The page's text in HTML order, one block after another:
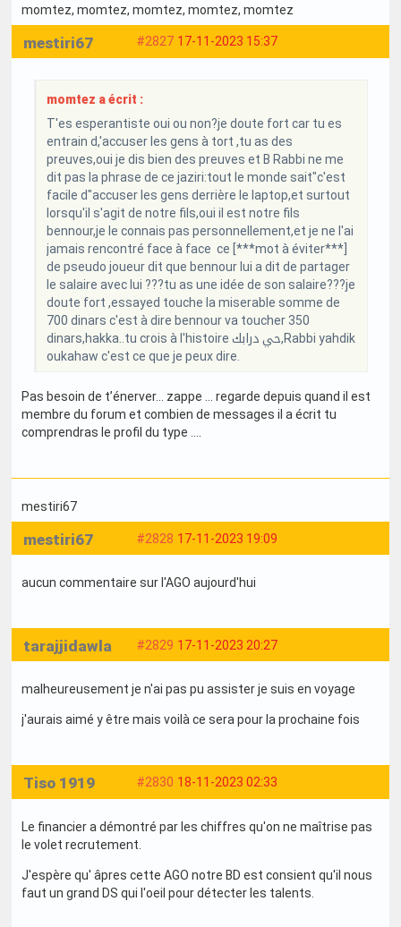
momtez, momtez, momtez, momtez, momtez
#2827 17-11-2023 15:37
mestiri67
momtez a écrit :
T'es esperantiste oui ou non?je doute fort car tu es
entrain d,'accuser les gens à tort ,tu as des
preuves,oui je dis bien des preuves et B Rabbi ne me
dit pas la phrase de ce jaziri:tout le monde sait"c'est
facile d"accuser les gens derrière le laptop,et surtout
lorsqu'il s'agit de notre fils,oui il est notre fils
bennour,je le connais pas personnellement,et je ne l'ai
jamais rencontré face à face ce [***mot à éviter***]
de pseudo joueur dit que bennour lui a dit de partager
le salaire avec lui ???tu as une idée de son salaire???je
doute fort ,essayed touche la miserable somme de
700 dinars c'est à dire bennour va toucher 350
dinars,hakka..tu crois à l'histoire حي درابك,Rabbi yahdik
oukahaw c'est ce que je peux dire.
Pas besoin de t’énerver… zappe … regarde depuis quand il est
membre du forum et combien de messages il a écrit tu
comprendras le profil du type ….
mestiri67
#2828 17-11-2023 19:09
mestiri67
aucun commentaire sur l'AGO aujourd'hui
#2829 17-11-2023 20:27
tarajjidawla
malheureusement je n'ai pas pu assister je suis en voyage
j'aurais aimé y être mais voilà ce sera pour la prochaine fois
#2830 18-11-2023 02:33
Tiso 1919
Le financier a démontré par les chiffres qu'on ne maîtrise pas
le volet recrutement.
J'espère qu' âpres cette AGO notre BD est consient qu'il nous
faut un grand DS qui l'oeil pour détecter les talents.